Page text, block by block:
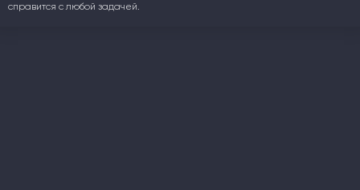
справится с любой задачей.